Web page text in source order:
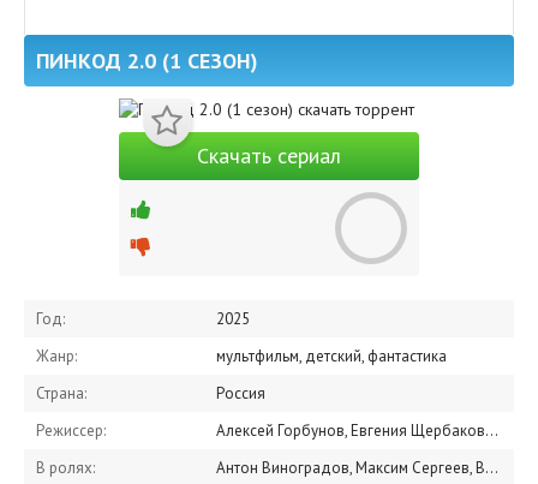
ПИНКОД 2.0 (1 СЕЗОН)
Скачать сериал
Год:
2025
Жанр:
мультфильм, детский, фантастика
Страна:
Россия
Режиссер:
Алексей Горбунов, Евгения Щербакова, Светлана Мардаголимова
В ролях:
Антон Виноградов, Максим Сергеев, Владимир Постников, Вадим Бочанов, Светлана Письмиченко, Сергей Мардарь, Михаил Черняк, Ксения Бржезовская